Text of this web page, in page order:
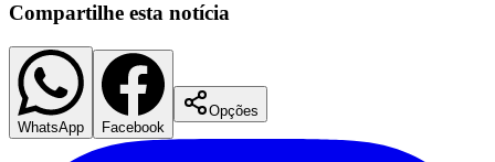
Compartilhe esta notícia
WhatsApp Facebook
Opções